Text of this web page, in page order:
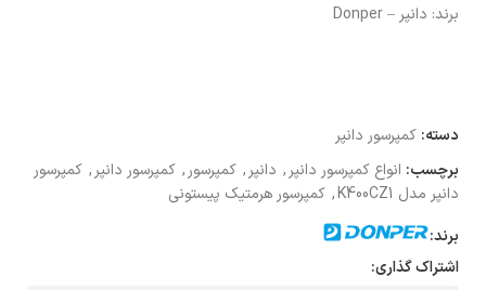
برند: دانپر – Donper
دسته: کمپرسور دانپر
برچسب: انواع کمپرسور دانپر , دانپر , کمپرسور , کمپرسور دانپر , کمپرسور
دانپر مدل K400CZ1
, کمپرسور هرمتیک پیستونی
برند:
اشتراک گذاری: